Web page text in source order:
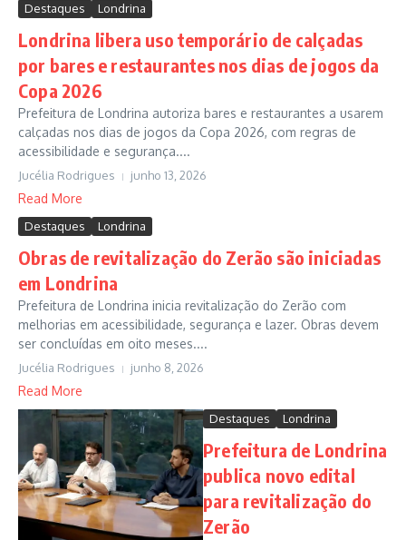
Destaques Londrina
Londrina libera uso temporário de calçadas
por bares e restaurantes nos dias de jogos da
Copa 2026
Prefeitura de Londrina autoriza bares e restaurantes a usarem
calçadas nos dias de jogos da Copa 2026, com regras de
acessibilidade e segurança....
Jucélia Rodrigues junho 13, 2026
Read More
Destaques Londrina
Obras de revitalização do Zerão são iniciadas
em Londrina
Prefeitura de Londrina inicia revitalização do Zerão com
melhorias em acessibilidade, segurança e lazer. Obras devem
ser concluídas em oito meses....
Jucélia Rodrigues junho 8, 2026
Read More
Destaques Londrina
Prefeitura de Londrina
publica novo edital
para revitalização do
Zerão